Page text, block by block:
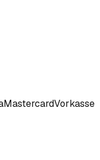
MastercardVorkasse